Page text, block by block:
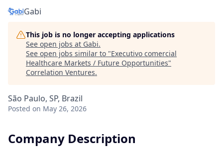
Gabi
This job is no longer accepting applications
See open jobs at Gabi.
See open jobs similar to "Executivo comercial
Healthcare Markets / Future Opportunities"
Correlation Ventures.
São Paulo, SP, Brazil
Posted on May 26, 2026
Company Description